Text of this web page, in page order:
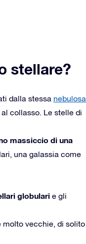
stellare?
dalla stessa nebulosa
collasso. Le stelle di
massiccio di una
una galassia come
globulari e gli
molto vecchie, di solito